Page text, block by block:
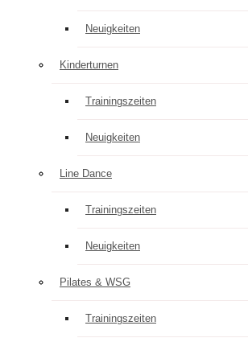
Neuigkeiten
Kinderturnen
Trainingszeiten
Neuigkeiten
Line Dance
Trainingszeiten
Neuigkeiten
Pilates & WSG
Trainingszeiten